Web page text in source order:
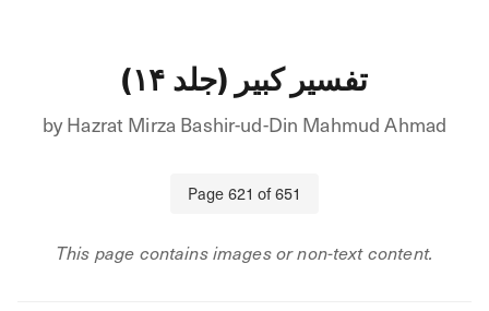
تفسیر کبیر (جلد ۱۴)
byHazrat Mirza Bashir-ud-Din Mahmud Ahmad
Page621 of651
This page contains images or non-text content.